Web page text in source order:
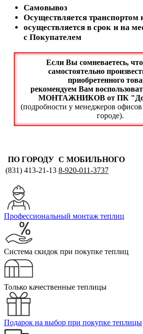
Самовывоз
Осуществляется
осуществляется в срок и на
с Покупателем
Если Вы сомневаетесь,
самостоятельно
приобретенного
рекомендуем Вам
МОНТАЖНИКОВ от ПК
(подробности у менеджеров
городе).
ПО ГОРОДУ С МОБИЛЬНОГО
(831) 413-21-13 8-920-011-3737
Профессиональный монтаж теплиц
Система скидок при покупке теплиц
Только качественные теплицы
Подарок на выбор при покупке теплицы